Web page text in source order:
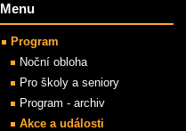
Menu
Program
Noční obloha
Pro školy a seniory
Program - archiv
Akce a události